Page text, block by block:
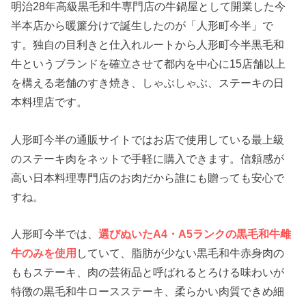
明治28年高級黒毛和牛専門店の牛鍋屋として開業した今
半本店から暖簾分けで誕生したのが「人形町今半」で
す。独自の目利きと仕入れルートから人形町今半黒毛和
牛というブランドを確立させて都内を中心に15店舗以上
を構える老舗のすき焼き、しゃぶしゃぶ、ステーキの日
本料理店です。
人形町今半の通販サイトではお店で使用している最上級
のステーキ肉をネットで手軽に購入できます。信頼感が
高い日本料理専門店のお肉だから誰にも贈っても安心で
すね。
人形町今半では、選びぬいたA4・A5ランクの黒毛和牛雌
牛のみを使用 していて、脂肪が少ない黒毛和牛赤身肉の
ももステーキ、肉の芸術品と呼ばれるとろける味わいが
特徴の黒毛和牛ロースステーキ、柔らかい肉質できめ細